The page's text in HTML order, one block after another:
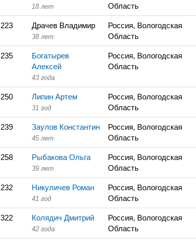
18 лет
Область
223 Драчев Владимир
38 лет
Россия, Вологодская
Область
235
Богатырев
Алексей
43 года
Россия, Вологодская
Область
250 Липин Артем
31 год
Россия, Вологодская
Область
239 Заулов Константин
45 лет
Россия, Вологодская
Область
258 Рыбакова Ольга
39 лет
Россия, Вологодская
Область
232 Никуличев Роман
41 год
Россия, Вологодская
Область
322 Колядич Дмитрий
42 года
Россия, Вологодская
Область